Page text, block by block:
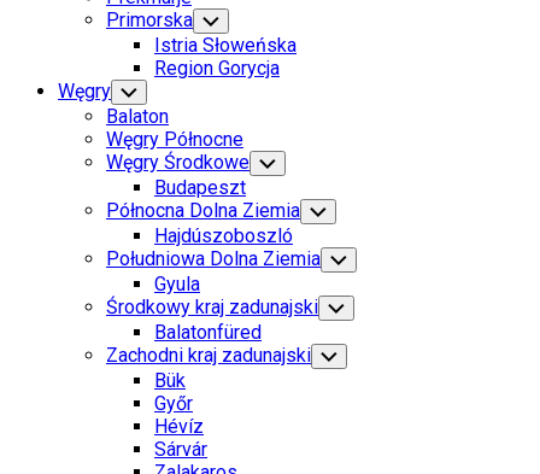
Primorska Toggle
Child
Menu
Istria Słoweńska
Region Gorycja
Current
Page
Parent
Węgry Toggle
Child
Menu
Balaton
Węgry Północne
Current
Page
Parent
Węgry Środkowe Toggle
Child
Menu
Current
Page
Parent
Budapeszt
Północna Dolna Ziemia Toggle
Child
Menu
Hajdúszoboszló
Południowa Dolna Ziemia Toggle
Child
Menu
Gyula
Środkowy kraj zadunajski Toggle
Child
Menu
Balatonfüred
Zachodni kraj zadunajski Toggle
Child
Bük
Győr
Hévíz
Sárvár